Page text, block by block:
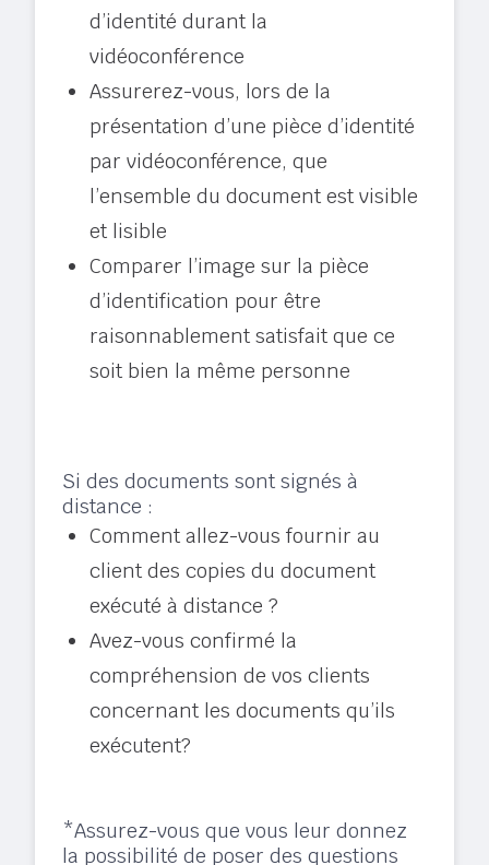
d’identité durant la
vidéoconférence
Assurerez-vous, lors de la
présentation d’une pièce d’identité
par vidéoconférence, que
l’ensemble du document est visible
et lisible
Comparer l’image sur la pièce
d’identification pour être
raisonnablement satisfait que ce
soit bien la même personne
Si des documents sont signés à
distance :
Comment allez-vous fournir au
client des copies du document
exécuté à distance ?
Avez-vous confirmé la
compréhension de vos clients
concernant les documents qu’ils
exécutent?
*Assurez-vous que vous leur donnez
la possibilité de poser des questions